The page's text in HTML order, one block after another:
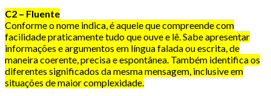
C2 – Fluente
Conforme o nome indica, é aquele que compreende com
facilidade praticamente tudo que ouve e lê. Sabe apresentar
informações e argumentos em língua falada ou escrita, de
maneira coerente, precisa e espontânea. Também identifica os
diferentes significados da mesma mensagem, inclusive em
situações de maior complexidade.